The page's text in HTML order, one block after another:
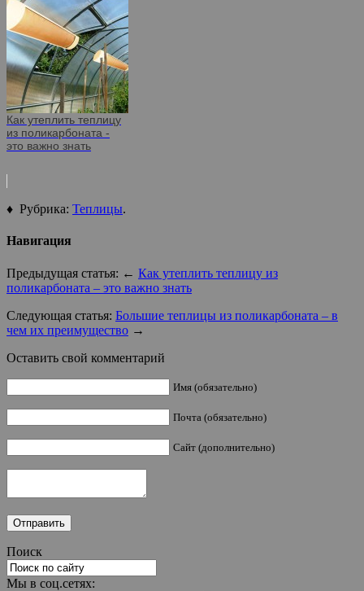
Как утеплить теплицу
из поликарбоната -
это важно знать
♦ Рубрика: Теплицы.
Навигация
Предыдущая статья: ← Как утеплить теплицу из
поликарбоната – это важно знать
Следующая статья: Большие теплицы из поликарбоната – в
чем их преимущество →
Оставить свой комментарий
Имя (обязательно)
Почта (обязательно)
Сайт (дополнительно)
Поиск
Мы в соц.сетях: